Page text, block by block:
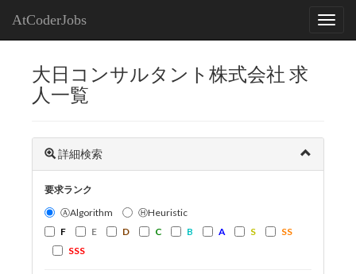
AtCoderJobs
大日コンサルタント株式会社 求
人一覧
詳細検索
要求ランク
ⒶAlgorithm
ⒽHeuristic
F
E D C B A S
SS
SSS